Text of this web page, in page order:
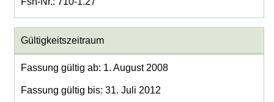
Gültigkeitszeitraum
Fassung gültig ab: 1. August 2008
Fassung gültig bis: 31. Juli 2012